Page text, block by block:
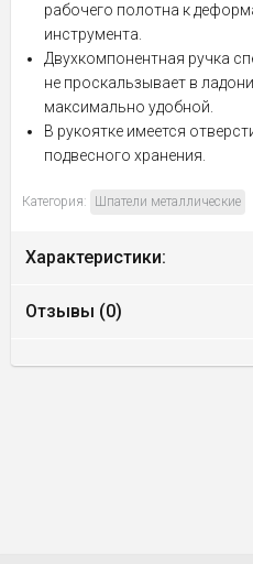
рабочего полотна к
инструмента.
Двухкомпонентная ручка
не проскальзывает в
максимально удобной.
В рукоятке имеется
подвесного хранения.
Категория: Шпатели металлические
Характеристики:
Отзывы (0)